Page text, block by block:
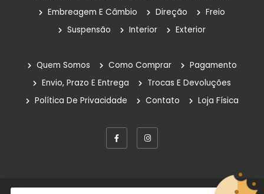
Embreagem E Câmbio
Direção
Freio
Suspensão
Interior Exterior
Quem Somos Como Comprar
Pagamento
Envio, Prazo E Entrega
Trocas E Devoluções
Política De Privacidade
Contato Loja Física